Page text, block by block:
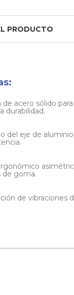
PRODUCTO
de acero sólido
durabilidad.
del eje de
de goma.
de vibraciones